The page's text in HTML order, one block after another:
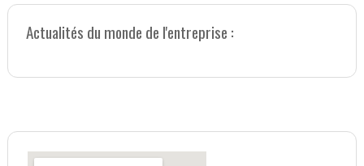
Actualités du monde de l'entreprise :